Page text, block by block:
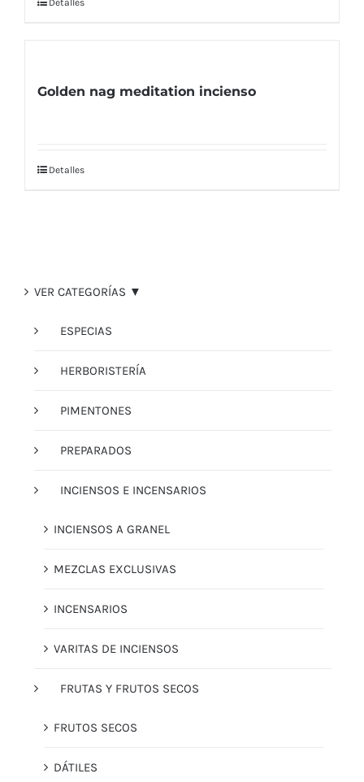
Golden nag meditation incienso
Detalles
VER CATEGORÍAS ▼
ESPECIAS
HERBORISTERÍA
PIMENTONES
PREPARADOS
INCIENSOS E INCENSARIOS
INCIENSOS A GRANEL
MEZCLAS EXCLUSIVAS
INCENSARIOS
VARITAS DE INCIENSOS
FRUTAS Y FRUTOS SECOS
FRUTOS SECOS
DÁTILES